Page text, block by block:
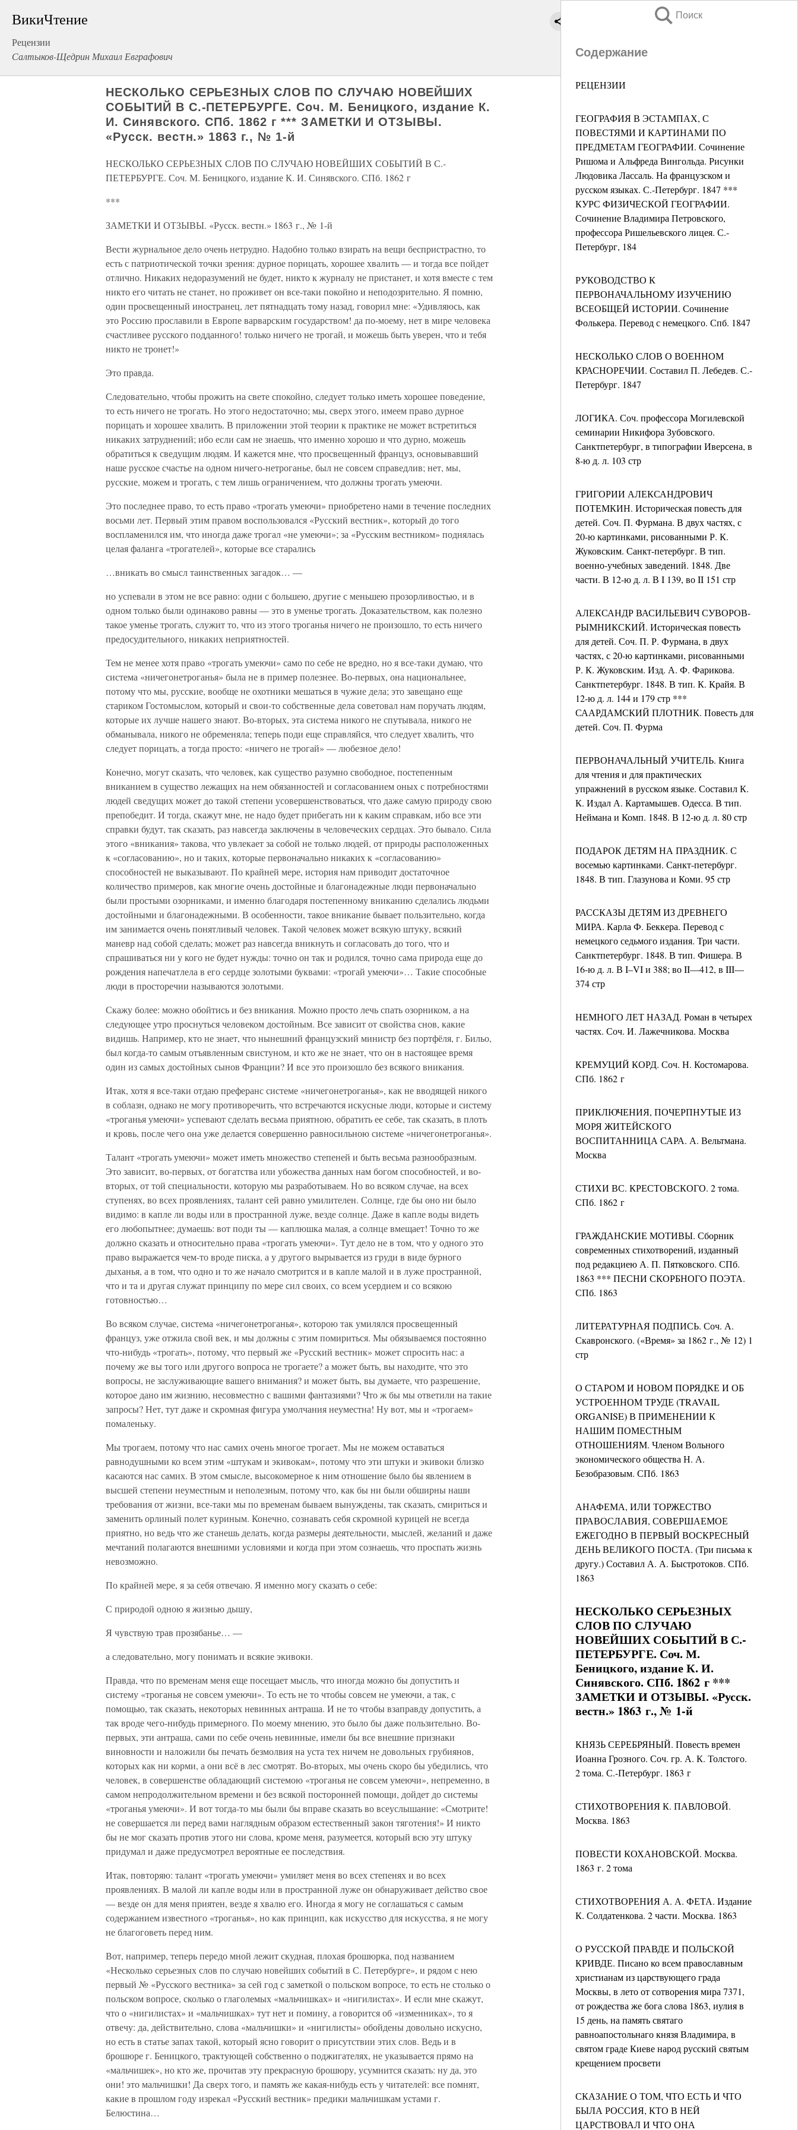
ВикиЧтение
Рецензии
Салтыков-Щедрин Михаил Евграфович
Поиск
Содержание
РЕЦЕНЗИИ
ГЕОГРАФИЯ В ЭСТАМПАХ, С
ПОВЕСТЯМИ И КАРТИНАМИ ПО
ПРЕДМЕТАМ ГЕОГРАФИИ. Сочинение
Ришома и Альфреда Вингольда. Рисунки
Людовика Лассаль. На французском и
русском языках. С.-Петербург. 1847 ***
КУРС ФИЗИЧЕСКОЙ ГЕОГРАФИИ.
Сочинение Владимира Петровского,
профессора Ришельевского лицея. С.-
Петербург, 184
РУКОВОДСТВО К
ПЕРВОНАЧАЛЬНОМУ ИЗУЧЕНИЮ
ВСЕОБЩЕЙ ИСТОРИИ. Сочинение
Фолькера. Перевод с немецкого. Спб. 1847
НЕСКОЛЬКО СЛОВ О ВОЕННОМ
КРАСНОРЕЧИИ. Составил П. Лебедев. С.-
Петербург. 1847
ЛОГИКА. Соч. профессора Могилевской
семинарии Никифора Зубовского.
Санктпетербург, в типографии Иверсена, в
8-ю д. л. 103 стр
ГРИГОРИИ АЛЕКСАНДРОВИЧ
ПОТЕМКИН. Историческая повесть для
детей. Соч. П. Фурмана. В двух частях, с
20-ю картинками, рисованными Р. К.
Жуковским. Санкт-петербург. В тип.
военно-учебных заведений. 1848. Две
части. В 12-ю д. л. В I 139, во II 151 стр
АЛЕКСАНДР ВАСИЛЬЕВИЧ СУВОРОВ-
РЫМНИКСКИЙ. Историческая повесть
для детей. Соч. П. Р. Фурмана, в двух
частях, с 20-ю картинками, рисованными
Р. К. Жуковским. Изд. А. Ф. Фарикова.
Санктпетербург. 1848. В тип. К. Крайя. В
12-ю д. л. 144 и 179 стр ***
СААРДАМСКИЙ ПЛОТНИК. Повесть для
детей. Соч. П. Фурма
ПЕРВОНАЧАЛЬНЫЙ УЧИТЕЛЬ. Книга
для чтения и для практических
упражнений в русском языке. Составил К.
К. Издал А. Картамышев. Одесса. В тип.
Неймана и Комп. 1848. В 12-ю д. л. 80 стр
ПОДАРОК ДЕТЯМ НА ПРАЗДНИК. С
восемью картинками. Санкт-петербург.
1848. В тип. Глазунова и Коми. 95 стр
РАССКАЗЫ ДЕТЯМ ИЗ ДРЕВНЕГО
МИРА. Карла Ф. Беккера. Перевод с
немецкого седьмого издания. Три части.
Санктпетербург. 1848. В тип. Фишера. В
16-ю д. л. В I–VI и 388; во II—412, в III—
374 стр
НЕМНОГО ЛЕТ НАЗАД. Роман в четырех
частях. Соч. И. Лажечникова. Москва
КРЕМУЦИЙ КОРД. Соч. Н. Костомарова.
СПб. 1862 г
ПРИКЛЮЧЕНИЯ, ПОЧЕРПНУТЫЕ ИЗ
МОРЯ ЖИТЕЙСКОГО
ВОСПИТАННИЦА САРА. А. Вельтмана.
Москва
СТИХИ ВС. КРЕСТОВСКОГО. 2 тома.
СПб. 1862 г
ГРАЖДАНСКИЕ МОТИВЫ. Сборник
современных стихотворений, изданный
под редакциею А. П. Пятковского. СПб.
1863 *** ПЕСНИ СКОРБНОГО ПОЭТА.
СПб. 1863
ЛИТЕРАТУРНАЯ ПОДПИСЬ. Соч. А.
Скавронского. («Время» за 1862 г., № 12) 1
стр
О СТАРОМ И НОВОМ ПОРЯДКЕ И ОБ
УСТРОЕННОМ ТРУДЕ (TRAVAIL
ORGANISE) В ПРИМЕНЕНИИ К
НАШИМ ПОМЕСТНЫМ
ОТНОШЕНИЯМ. Членом Вольного
экономического общества Н. А.
Безобразовым. СПб. 1863
АНАФЕМА, ИЛИ ТОРЖЕСТВО
ПРАВОСЛАВИЯ, СОВЕРШАЕМОЕ
ЕЖЕГОДНО В ПЕРВЫЙ ВОСКРЕСНЫЙ
ДЕНЬ ВЕЛИКОГО ПОСТА. (Три письма к
другу.) Составил А. А. Быстротоков. СПб.
1863
НЕСКОЛЬКО СЕРЬЕЗНЫХ
СЛОВ ПО СЛУЧАЮ
НОВЕЙШИХ СОБЫТИЙ В С.-
ПЕТЕРБУРГЕ. Соч. М.
Беницкого, издание К. И.
Синявского. СПб. 1862 г ***
ЗАМЕТКИ И ОТЗЫВЫ. «Русск.
вестн.» 1863 г., № 1-й
КНЯЗЬ СЕРЕБРЯНЫЙ. Повесть времен
Иоанна Грозного. Соч. гр. А. К. Толстого.
2 тома. С.-Петербург. 1863 г
СТИХОТВОРЕНИЯ К. ПАВЛОВОЙ.
Москва. 1863
ПОВЕСТИ КОХАНОВСКОЙ. Москва.
1863 г. 2 тома
СТИХОТВОРЕНИЯ А. А. ФЕТА. Издание
К. Солдатенкова. 2 части. Москва. 1863
О РУССКОЙ ПРАВДЕ И ПОЛЬСКОЙ
КРИВДЕ. Писано ко всем православным
христианам из царствующего града
Москвы, в лето от сотворения мира 7371,
от рождества же бога слова 1863, иулия в
15 день, на память святаго
равноапостольнаго князя Владимира, в
святом граде Киеве народ русский святым
крещением просвети
СКАЗАНИЕ О ТОМ, ЧТО ЕСТЬ И ЧТО
БЫЛА РОССИЯ, КТО В НЕЙ
ЦАРСТВОВАЛ И ЧТО ОНА
НЕСКОЛЬКО СЕРЬЕЗНЫХ СЛОВ ПО СЛУЧАЮ НОВЕЙШИХ
СОБЫТИЙ В С.-ПЕТЕРБУРГЕ. Соч. М. Беницкого, издание К.
И. Синявского. СПб. 1862 г *** ЗАМЕТКИ И ОТЗЫВЫ.
«Русск. вестн.» 1863 г., № 1-й
НЕСКОЛЬКО СЕРЬЕЗНЫХ СЛОВ ПО СЛУЧАЮ НОВЕЙШИХ СОБЫТИЙ В С.-
ПЕТЕРБУРГЕ. Соч. М. Беницкого, издание К. И. Синявского. СПб. 1862 г
***
ЗАМЕТКИ И ОТЗЫВЫ. «Русск. вестн.» 1863 г., № 1-й
Вести журнальное дело очень нетрудно. Надобно только взирать на вещи беспристрастно, то
есть с патриотической точки зрения: дурное порицать, хорошее хвалить — и тогда все пойдет
отлично. Никаких недоразумений не будет, никто к журналу не пристанет, и хотя вместе с тем
никто его читать не станет, но проживет он все-таки покойно и неподозрительно. Я помню,
один просвещенный иностранец, лет пятнадцать тому назад, говорил мне: «Удивляюсь, как
это Россию прославили в Европе варварским государством! да по-моему, нет в мире человека
счастливее русского подданного! только ничего не трогай, и можешь быть уверен, что и тебя
никто не тронет!»
Это правда.
Следовательно, чтобы прожить на свете спокойно, следует только иметь хорошее поведение,
то есть ничего не трогать. Но этого недостаточно; мы, сверх этого, имеем право дурное
порицать и хорошее хвалить. В приложении этой теории к практике не может встретиться
никаких затруднений; ибо если сам не знаешь, что именно хорошо и что дурно, можешь
обратиться к сведущим людям. И кажется мне, что просвещенный француз, основывавший
наше русское счастье на одном ничего-нетроганье, был не совсем справедлив; нет, мы,
русские, можем и трогать, с тем лишь ограничением, что должны трогать умеючи.
Это последнее право, то есть право «трогать умеючи» приобретено нами в течение последних
восьми лет. Первый этим правом воспользовался «Русский вестник», который до того
воспламенился им, что иногда даже трогал «не умеючи»; за «Русским вестником» поднялась
целая фаланга «трогателей», которые все старались
…вникать во смысл таинственных загадок… —
но успевали в этом не все равно: одни с большею, другие с меньшею прозорливостью, и в
одном только были одинаково равны — это в уменье трогать. Доказательством, как полезно
такое уменье трогать, служит то, что из этого троганья ничего не произошло, то есть ничего
предосудительного, никаких неприятностей.
Тем не менее хотя право «трогать умеючи» само по себе не вредно, но я все-таки думаю, что
система «ничегонетроганья» была не в пример полезнее. Во-первых, она национальнее,
потому что мы, русские, вообще не охотники мешаться в чужие дела; это завещано еще
стариком Гостомыслом, который и свои-то собственные дела советовал нам поручать людям,
которые их лучше нашего знают. Во-вторых, эта система никого не спутывала, никого не
обманывала, никого не обременяла; теперь поди еще справляйся, что следует хвалить, что
следует порицать, а тогда просто: «ничего не трогай» — любезное дело!
Конечно, могут сказать, что человек, как существо разумно свободное, постепенным
вниканием в существо лежащих на нем обязанностей и согласованием оных с потребностями
людей сведущих может до такой степени усовершенствоваться, что даже самую природу свою
препобедит. И тогда, скажут мне, не надо будет прибегать ни к каким справкам, ибо все эти
справки будут, так сказать, раз навсегда заключены в человеческих сердцах. Это бывало. Сила
этого «вникания» такова, что увлекает за собой не только людей, от природы расположенных
к «согласованию», но и таких, которые первоначально никаких к «согласованию»
способностей не выказывают. По крайней мере, история нам приводит достаточное
количество примеров, как многие очень достойные и благонадежные люди первоначально
были простыми озорниками, и именно благодаря постепенному вниканию сделались людьми
достойными и благонадежными. В особенности, такое вникание бывает пользительно, когда
им занимается очень понятливый человек. Такой человек может всякую штуку, всякий
маневр над собой сделать; может раз навсегда вникнуть и согласовать до того, что и
спрашиваться ни у кого не будет нужды: точно он так и родился, точно сама природа еще до
рождения напечатлела в его сердце золотыми буквами: «трогай умеючи»… Такие способные
люди в просторечии называются золотыми.
Скажу более: можно обойтись и без вникания. Можно просто лечь спать озорником, а на
следующее утро проснуться человеком достойным. Все зависит от свойства снов, какие
видишь. Например, кто не знает, что нынешний французский министр без портфёля, г. Бильо,
был когда-то самым отъявленным свистуном, и кто же не знает, что он в настоящее время
один из самых достойных сынов Франции? И все это произошло без всякого вникания.
Итак, хотя я все-таки отдаю преферанс системе «ничегонетроганья», как не вводящей никого
в соблазн, однако не могу противоречить, что встречаются искусные люди, которые и систему
«троганья умеючи» успевают сделать весьма приятною, обратить ее себе, так сказать, в плоть
и кровь, после чего она уже делается совершенно равносильною системе «ничегонетроганья».
Талант «трогать умеючи» может иметь множество степеней и быть весьма разнообразным.
Это зависит, во-первых, от богатства или убожества данных нам богом способностей, и во-
вторых, от той специальности, которую мы разработываем. Но во всяком случае, на всех
ступенях, во всех проявлениях, талант сей равно умилителен. Солнце, где бы оно ни было
видимо: в капле ли воды или в пространной луже, везде солнце. Даже в капле воды видеть
его любопытнее; думаешь: вот поди ты — каплюшка малая, а солнце вмещает! Точно то же
должно сказать и относительно права «трогать умеючи». Тут дело не в том, что у одного это
право выражается чем-то вроде писка, а у другого вырывается из груди в виде бурного
дыханья, а в том, что одно и то же начало смотрится и в капле малой и в луже пространной,
что и та и другая служат принципу по мере сил своих, со всем усердием и со всякою
готовностью…
Во всяком случае, система «ничегонетроганья», которою так умилялся просвещенный
француз, уже отжила свой век, и мы должны с этим помириться. Мы обязываемся постоянно
что-нибудь «трогать», потому, что первый же «Русский вестник» может спросить нас: а
почему же вы того или другого вопроса не трогаете? а может быть, вы находите, что это
вопросы, не заслуживающие вашего внимания? и может быть, вы думаете, что разрешение,
которое дано им жизнию, несовместно с вашими фантазиями? Что ж бы мы ответили на такие
запросы? Нет, тут даже и скромная фигура умолчания неуместна! Ну вот, мы и «трогаем»
помаленьку.
Мы трогаем, потому что нас самих очень многое трогает. Мы не можем оставаться
равнодушными ко всем этим «штукам и экивокам», потому что эти штуки и экивоки близко
касаются нас самих. В этом смысле, высокомерное к ним отношение было бы явлением в
высшей степени неуместным и неполезным, потому что, как бы ни были обширны наши
требования от жизни, все-таки мы по временам бываем вынуждены, так сказать, смириться и
заменить орлиный полет куриным. Конечно, сознавать себя скромной курицей не всегда
приятно, но ведь что же станешь делать, когда размеры деятельности, мыслей, желаний и даже
мечтаний полагаются внешними условиями и когда при этом сознаешь, что проспать жизнь
невозможно.
По крайней мере, я за себя отвечаю. Я именно могу сказать о себе:
С природой одною я жизнью дышу,
Я чувствую трав прозябанье… —
а следовательно, могу понимать и всякие экивоки.
Правда, что по временам меня еще посещает мысль, что иногда можно бы допустить и
систему «троганья не совсем умеючи». То есть не то чтобы совсем не умеючи, а так, с
помощью, так сказать, некоторых невинных антраша. И не то чтобы взаправду допустить, а
так вроде чего-нибудь примерного. По моему мнению, это было бы даже пользительно. Во-
первых, эти антраша, сами по себе очень невинные, имели бы все внешние признаки
виновности и наложили бы печать безмолвия на уста тех ничем не довольных грубиянов,
которых как ни корми, а они всё в лес смотрят. Во-вторых, мы очень скоро бы убедились, что
человек, в совершенстве обладающий системою «троганья не совсем умеючи», непременно, в
самом непродолжительном времени и без всякой посторонней помощи, дойдет до системы
«троганья умеючи». И вот тогда-то мы были бы вправе сказать во всеуслышание: «Смотрите!
не совершается ли перед вами наглядным образом естественный закон тяготения!» И никто
бы не мог сказать против этого ни слова, кроме меня, разумеется, который всю эту штуку
придумал и даже предусмотрел вероятные ее последствия.
Итак, повторяю: талант «трогать умеючи» умиляет меня во всех степенях и во всех
проявлениях. В малой ли капле воды или в пространной луже он обнаруживает действо свое
— везде он для меня приятен, везде я хвалю его. Иногда я могу не соглашаться с самым
содержанием известного «троганья», но как принцип, как искусство для искусства, я не могу
не благоговеть перед ним.
Вот, например, теперь передо мной лежит скудная, плохая брошюрка, под названием
«Несколько серьезных слов по случаю новейших событий в С. Петербурге», и рядом с нею
первый № «Русского вестника» за сей год с заметкой о польском вопросе, то есть не столько о
польском вопросе, сколько о глаголемых «мальчишках» и «нигилистах». И если мне скажут,
что о «нигилистах» и «мальчишках» тут нет и помину, а говорится об «изменниках», то я
отвечу: да, действительно, слова «мальчишки» и «нигилисты» обойдены довольно искусно,
но есть в статье запах такой, который ясно говорит о присутствии этих слов. Ведь и в
брошюре г. Беницкого, трактующей собственно о поджигателях, не указывается прямо на
«мальчишек», но кто же, прочитав эту прекрасную брошюру, усумнится сказать: ну да, это
они! это мальчишки! Да сверх того, и память же какая-нибудь есть у читателей: все помнят,
какие в прошлом году изрекал «Русский вестник» предики мальчишкам устами г.
Белюстина…